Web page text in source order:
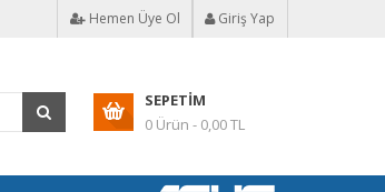
Hemen Üye Ol Giriş Yap
SEPETIM
0 Ürün - 0,00 TL